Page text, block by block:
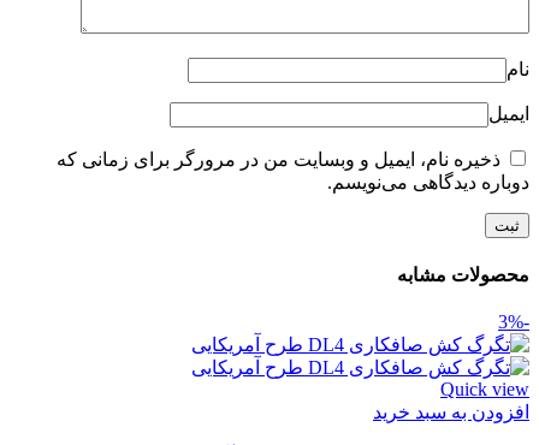
نام
ایمیل
ذخیره نام، ایمیل و وبسایت من در مرورگر برای زمانی که
دوباره دیدگاهی می‌نویسم.
محصولات مشابه
-3%
Quick view
افزودن به سبد خرید